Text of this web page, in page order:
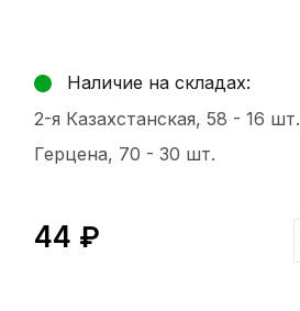
Наличие на складах:
2-я Казахстанская, 58 - 16 шт.
Герцена, 70 - 30 шт.
44 ₽